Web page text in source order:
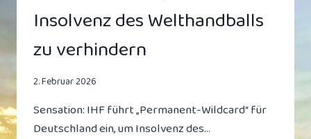
Insolvenz des Welthandballs
zu verhindern
2. Februar 2026
Sensation: IHF führt „Permanent-Wildcard“ für
Deutschland ein, um Insolvenz des…